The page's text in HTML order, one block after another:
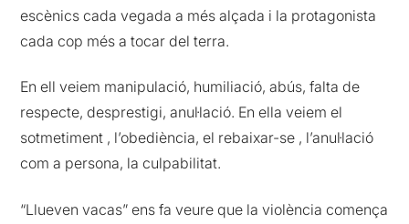
escènics cada vegada a més alçada i la protagonista
cada cop més a tocar del terra.
En ell veiem manipulació, humiliació, abús, falta de
respecte, desprestigi, anul·lació. En ella veiem el
sotmetiment , l’obediència, el rebaixar-se , l’anul·lació
com a persona, la culpabilitat.
“Llueven vacas” ens fa veure que la violència comença